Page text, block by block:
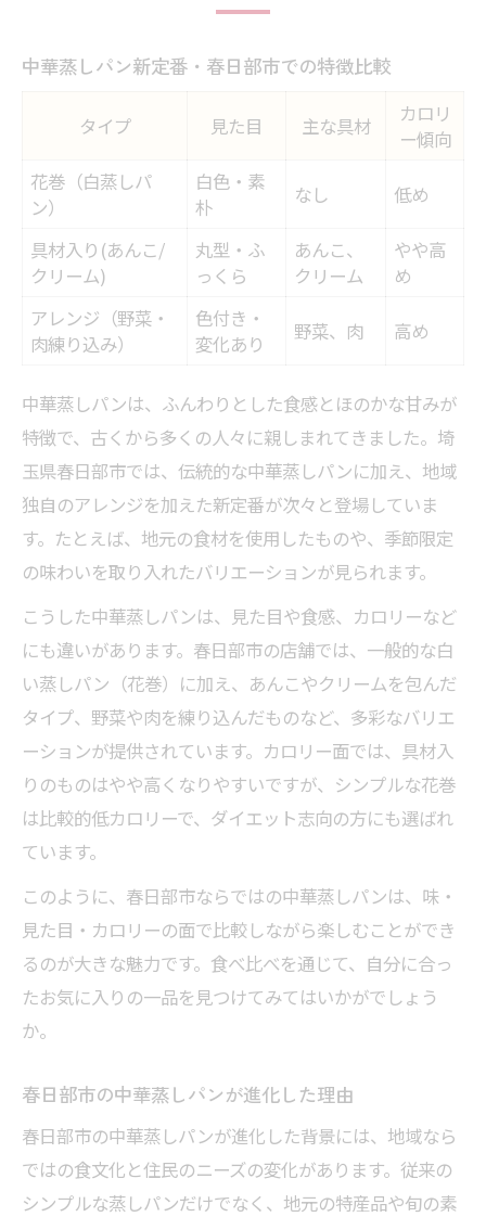
中華蒸しパン新定番・春日部市での特徴比較
タイプ 見た目 主な具材
カロリ
ー傾向
花巻（白蒸しパ
ン）
白色・素
朴
なし 低め
具材入り(あんこ/
クリーム)
丸型・ふ
っくら
あんこ、
クリーム
やや高
め
アレンジ（野菜・
肉練り込み）
色付き・
変化あり
野菜、肉 高め
中華蒸しパンは、ふんわりとした食感とほのかな甘みが
特徴で、古くから多くの人々に親しまれてきました。埼
玉県春日部市では、伝統的な中華蒸しパンに加え、地域
独自のアレンジを加えた新定番が次々と登場していま
す。たとえば、地元の食材を使用したものや、季節限定
の味わいを取り入れたバリエーションが見られます。
こうした中華蒸しパンは、見た目や食感、カロリーなど
にも違いがあります。春日部市の店舗では、一般的な白
い蒸しパン（花巻）に加え、あんこやクリームを包んだ
タイプ、野菜や肉を練り込んだものなど、多彩なバリエ
ーションが提供されています。カロリー面では、具材入
りのものはやや高くなりやすいですが、シンプルな花巻
は比較的低カロリーで、ダイエット志向の方にも選ばれ
ています。
このように、春日部市ならではの中華蒸しパンは、味・
見た目・カロリーの面で比較しながら楽しむことができ
るのが大きな魅力です。食べ比べを通じて、自分に合っ
たお気に入りの一品を見つけてみてはいかがでしょう
か。
春日部市の中華蒸しパンが進化した理由
春日部市の中華蒸しパンが進化した背景には、地域なら
ではの食文化と住民のニーズの変化があります。従来の
シンプルな蒸しパンだけでなく、地元の特産品や旬の素